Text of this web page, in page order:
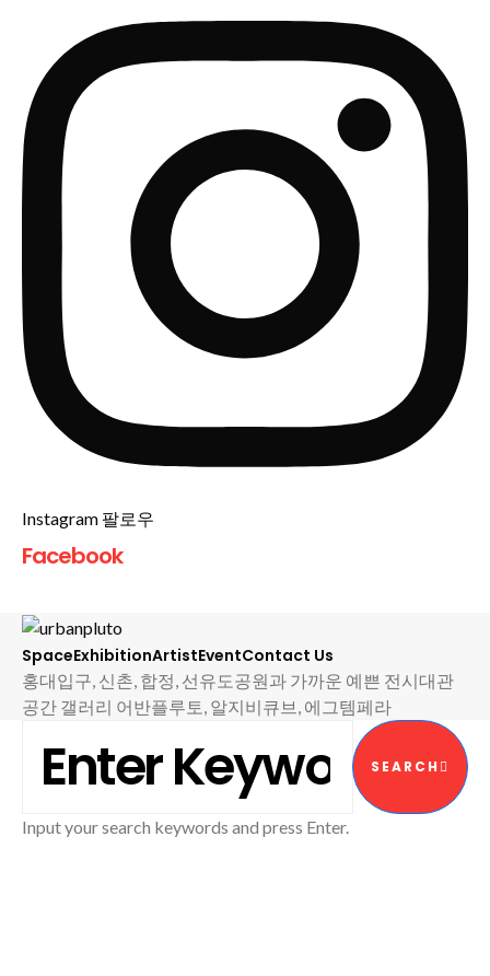
Instagram 팔로우
Facebook
SpaceExhibitionArtistEventContact Us
홍대입구, 신촌, 합정, 선유도공원과 가까운 예쁜 전시대관
공간 갤러리 어반플루토, 알지비큐브, 에그템페라
SEARCH
Input your search keywords and press Enter.